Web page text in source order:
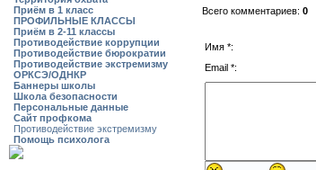
Приём в 1 класс
ПРОФИЛЬНЫЕ КЛАССЫ
Приём в 2-11 классы
Противодействие коррупции
Противодействие бюрократии
Противодействие экстремизму
ОРКСЭ/ОДНКР
Баннеры школы
Школа безопасности
Персональные данные
Сайт профкома
Противодействие экстремизму
Помощь психолога
Всего комментариев: 0
Имя *:
Email *: